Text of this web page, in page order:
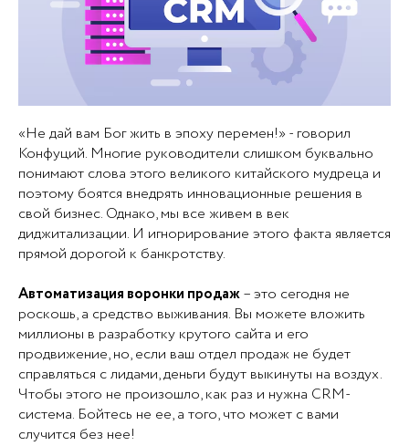
«Не дай вам Бог жить в эпоху перемен!» - говорил
Конфуций. Многие руководители слишком буквально
понимают слова этого великого китайского мудреца и
поэтому боятся внедрять инновационные решения в
свой бизнес. Однако, мы все живем в век
диджитализации. И игнорирование этого факта является
прямой дорогой к банкротству.
Автоматизация воронки продаж– это сегодня не
роскошь, а средство выживания. Вы можете вложить
миллионы в разработку крутого сайта и его
продвижение, но, если ваш отдел продаж не будет
справляться с лидами, деньги будут выкинуты на воздух.
Чтобы этого не произошло, как раз и нужна СRM-
система. Бойтесь не ее, а того, что может с вами
случится без нее!